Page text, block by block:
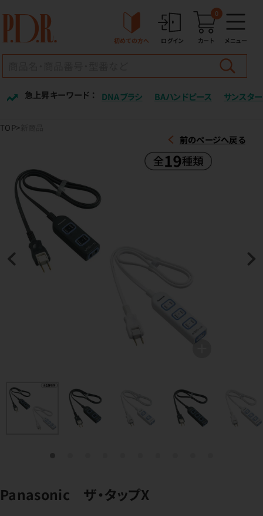
初めての方へ ログイン カート
0
メニュー
急上昇キーワード ： DNAブラシ BAハンドピース サンスター
TOP
前のページへ戻る
Panasonic ザ・タップX